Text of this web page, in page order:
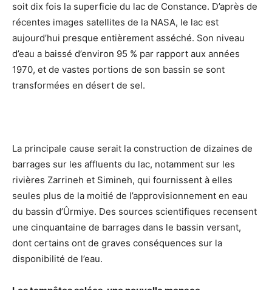
soit dix fois la superficie du lac de Constance. D’après de
récentes images satellites de la NASA, le lac est
aujourd’hui presque entièrement asséché. Son niveau
d’eau a baissé d’environ 95 % par rapport aux années
1970, et de vastes portions de son bassin se sont
transformées en désert de sel.
La principale cause serait la construction de dizaines de
barrages sur les affluents du lac, notamment sur les
rivières Zarrineh et Simineh, qui fournissent à elles
seules plus de la moitié de l’approvisionnement en eau
du bassin d’Ûrmiye. Des sources scientifiques recensent
une cinquantaine de barrages dans le bassin versant,
dont certains ont de graves conséquences sur la
disponibilité de l’eau.